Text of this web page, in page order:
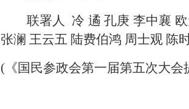
联署人 冷 遹 孔庚 李中襄
张澜 王云五 陆费伯鸿 周士观 陈
(《国民参政会第一届第五次大